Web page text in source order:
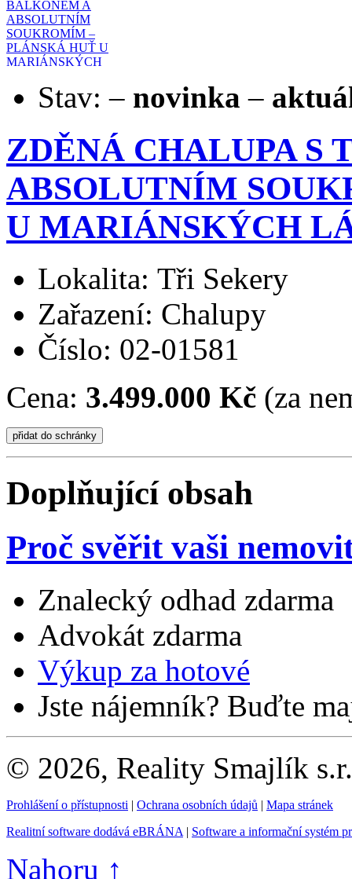
Stav: – novinka –
ZDĚNÁ CHALUPA S
ABSOLUTNÍM
U MARIÁNSKÝCH
Lokalita: Tři Sekery
Zařazení: Chalupy
Číslo: 02-01581
Cena: 3.499.000 Kč (za
Doplňující obsah
Proč svěřit vaši
Znalecký odhad zdarma
Advokát zdarma
Výkup za hotové
Jste nájemník? Buďte
© 2026, Reality Smajlík
Prohlášení o přístupnosti | Ochrana osobních údajů | Mapa stránek
Realitní software dodává eBRÁNA | Software a informační systém
Nahoru ↑